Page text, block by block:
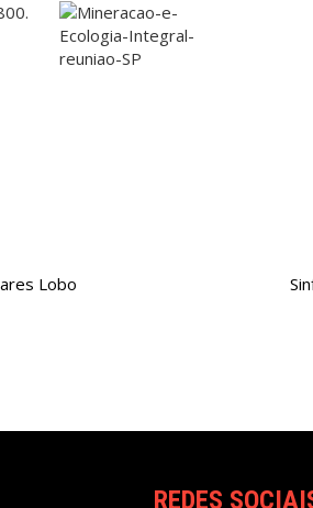
Lobo
REDES